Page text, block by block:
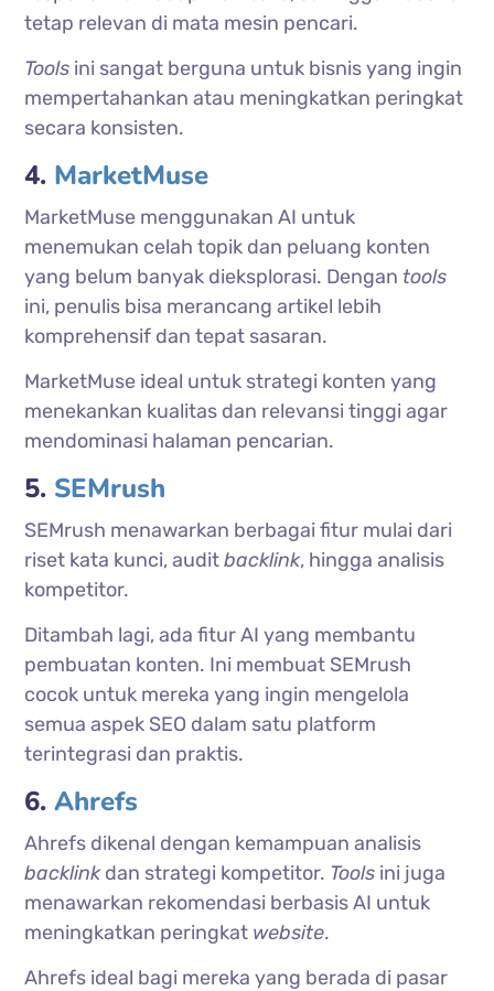
tetap relevan di mata mesin pencari.
Tools ini sangat berguna untuk bisnis yang ingin
mempertahankan atau meningkatkan peringkat
secara konsisten.
4. MarketMuse
MarketMuse menggunakan AI untuk
menemukan celah topik dan peluang konten
yang belum banyak dieksplorasi. Dengan tools
ini, penulis bisa merancang artikel lebih
komprehensif dan tepat sasaran.
MarketMuse ideal untuk strategi konten yang
menekankan kualitas dan relevansi tinggi agar
mendominasi halaman pencarian.
5. SEMrush
SEMrush menawarkan berbagai fitur mulai dari
riset kata kunci, auditbacklink, hingga analisis
kompetitor.
Ditambah lagi, ada fitur AI yang membantu
pembuatan konten. Ini membuat SEMrush
cocok untuk mereka yang ingin mengelola
semua aspek SEO dalam satu platform
terintegrasi dan praktis.
6.Ahrefs
Ahrefs dikenal dengan kemampuan analisis
backlink dan strategi kompetitor. Tools ini juga
menawarkan rekomendasi berbasis AI untuk
meningkatkan peringkat website.
Ahrefs ideal bagi mereka yang berada di pasar